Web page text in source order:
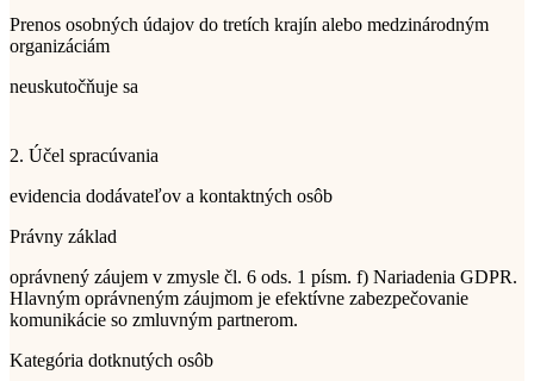
Prenos osobných údajov do tretích krajín alebo medzinárodným
organizáciám
neuskutočňuje sa
2. Účel spracúvania
evidencia dodávateľov a kontaktných osôb
Právny základ
oprávnený záujem v zmysle čl. 6 ods. 1 písm. f) Nariadenia GDPR.
Hlavným oprávneným záujmom je efektívne zabezpečovanie
komunikácie so zmluvným partnerom.
Kategória dotknutých osôb